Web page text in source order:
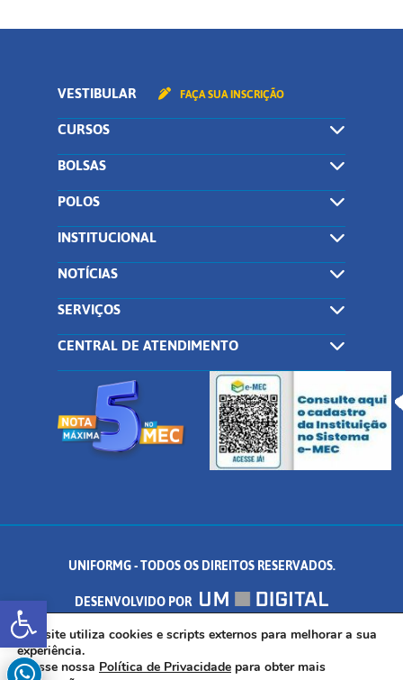
Abrir a barra de ferramentas
VESTIBULAR FAÇA SUA INSCRIÇÃO
CURSOS
BOLSAS
POLOS
INSTITUCIONAL
NOTÍCIAS
SERVIÇOS
CENTRAL DE ATENDIMENTO
UNIFORMG - TODOS OS DIREITOS RESERVADOS.
DESENVOLVIDO POR
AV. DR. ARNALDO DE SENNA, 328 - PALMEIRAS, FORMIGA/MG - CEP:
35.574.530
Este site utiliza cookies e scripts externos para melhorar a sua
experiência.
Acesse nossa Política de Privacidade para obter mais